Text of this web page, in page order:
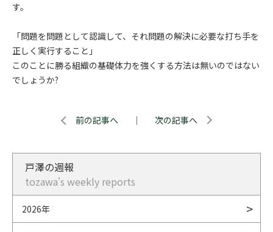
す。
「問題を問題として認識して、それ問題の解決に必要な打ち手を
正しく実行すること」
このことに勝る組織の基礎体力を強くする方法は無いのではない
でしょうか?
前の記事へ ｜ 次の記事へ
戸澤の週報
tozawa's weekly reports
2026年